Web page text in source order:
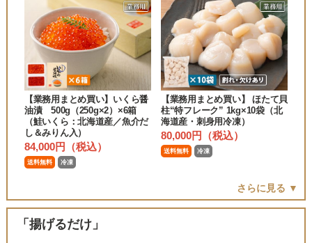
【業務用まとめ買い】いくら醤
油漬 500g（250g×2）×6箱
（鮭いくら：北海道産／魚介だ
し＆みりん入）
84,000円（税込）
送料無料 冷凍
【業務用まとめ買い】 ほたて貝
柱“特フレーク” 1kg×10袋（北
海道産・刺身用冷凍）
80,000円（税込）
送料無料 冷凍
さらに見る ▼
「揚げるだけ」